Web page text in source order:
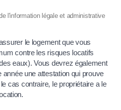
l'information légale et administrative
le logement que vous
contre les risques locatifs
eaux). Vous devrez également
une attestation qui prouve
cas contraire, le propriétaire a le